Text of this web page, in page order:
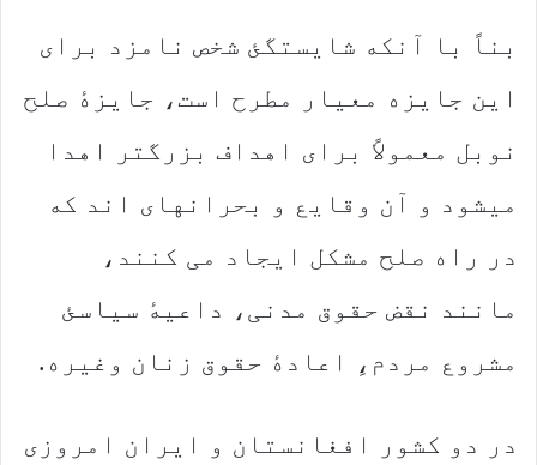
بناً با آنکه شایستگئ شخص نامزد برای
این جایزه معیار مطرح است، جایزهٔ صلح
نوبل معمولاً برای اهداف بزرگتر اهدا
میشود و آن وقایع و بحرانهای اند که
در راه صلح مشکل ایجاد می کنند،
مانند نقض حقوق مدنی، داعیهٔ سیاسئ
مشروع مردم،ِ اعادهٔ حقوق زنان وغیره.
در دو کشور افغانستان و ایران امروزی